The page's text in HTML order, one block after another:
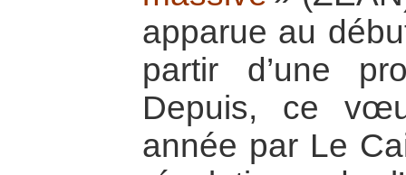
apparue au
partir d’une
Depuis, ce
année par Le